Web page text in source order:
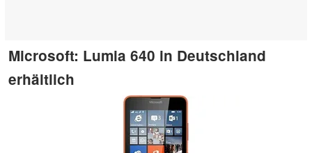
Microsoft: Lumia 640 in Deutschland
erhältlich